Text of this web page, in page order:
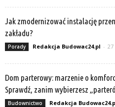
Jak zmodernizować instalację
zakładu?
Porady Redakcja Budowac24.pl - 27
Dom parterowy: marzenie o
Sprawdź, zanim wybierzesz
Budownictwo Redakcja